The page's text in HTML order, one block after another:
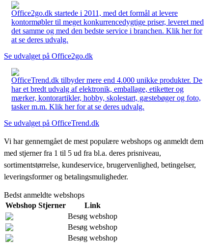
Office2go.dk startede i 2011, med det formål at levere
kontormøbler til meget konkurrencedygtige priser, leveret med
det samme og med den bedste service i branchen. Klik her for
at se deres udvalg.
Se udvalget på Office2go.dk
OfficeTrend.dk tilbyder mere end 4.000 unikke produkter. De
har et bredt udvalg af elektronik, emballage, etiketter og
mærker, kontorartikler, hobby, skolestart, gæstebøger og foto,
tasker m.m. Klik her for at se deres udvalg.
Se udvalget på OfficeTrend.dk
Vi har gennemgået de mest populære webshops og anmeldt dem
med stjerner fra 1 til 5 ud fra bl.a. deres prisniveau,
sortimentstørrelse, kundeservice, brugervenlighed, betingelser,
leveringsformer og betalingsmuligheder.
Bedst anmeldte webshops
Webshop Stjerner
Link
Besøg webshop
Besøg webshop
Besøg webshop